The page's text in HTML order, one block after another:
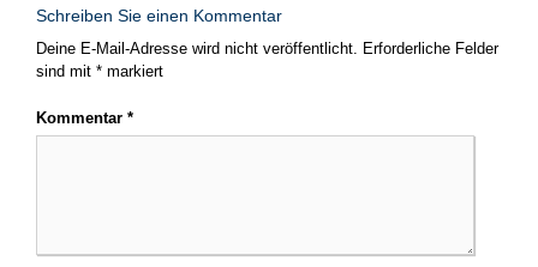
Schreiben Sie einen Kommentar
Deine E-Mail-Adresse wird nicht veröffentlicht. Erforderliche Felder
sind mit * markiert
Kommentar *